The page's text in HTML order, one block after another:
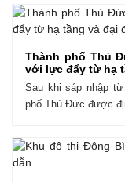
Thành phố Thủ
với lực đẩy từ hạ
Sau khi sáp nhập
phố Thủ Đức được